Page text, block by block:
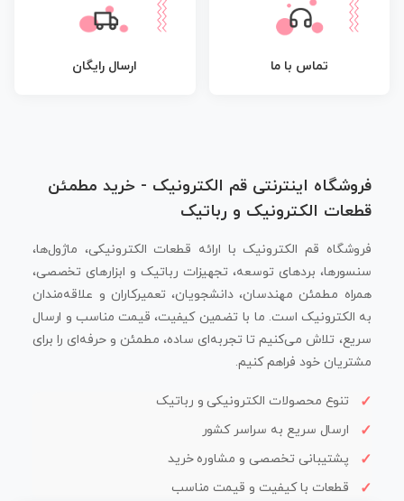
تماس با ما ارسال رایگان
فروشگاه اینترنتی قم الکترونیک - خرید مطمئن
قطعات الکترونیک و رباتیک
فروشگاه قم الکترونیک با ارائه قطعات الکترونیکی، ماژول‌ها،
سنسورها، بردهای توسعه، تجهیزات رباتیک و ابزارهای تخصصی،
همراه مطمئن مهندسان، دانشجویان، تعمیرکاران و علاقه‌مندان
به الکترونیک است. ما با تضمین کیفیت، قیمت مناسب و ارسال
سریع، تلاش می‌کنیم تا تجربه‌ای ساده، مطمئن و حرفه‌ای را برای
مشتریان خود فراهم کنیم.
تنوع محصولات الکترونیکی و رباتیک
ارسال سریع به سراسر کشور
پشتیبانی تخصصی و مشاوره خرید
قطعات با کیفیت و قیمت مناسب